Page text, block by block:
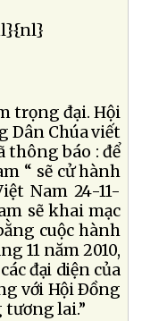
trọng đại. Hội
Dân Chúa viết
thông báo : để
“ sẽ cử hành
Nam 24-11-
sẽ khai mạc
cuộc hành
11 năm 2010,
đại diện của
với Hội Ðồng
lai.”